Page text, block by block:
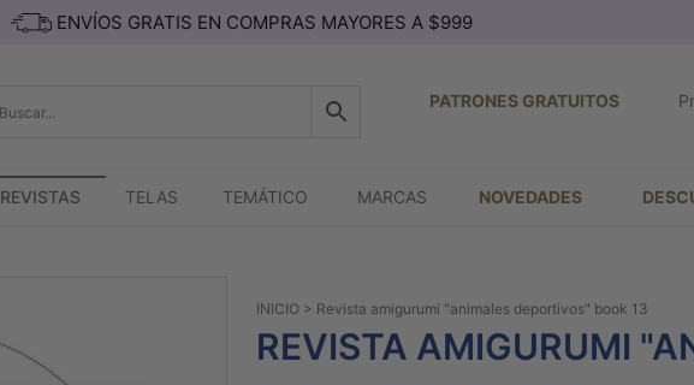
ENVÍOS GRATIS EN COMPRAS MAYORES A $999
PATRONES GRATUITOS
REVISTAS TELAS TEMÁTICO MARCAS NOVEDADES
INICIO > Revista amigurumi "animales deportivos" book 13
REVISTA AMIGURUMI